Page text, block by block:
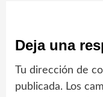
Deja una
Tu dirección de
publicada. Los